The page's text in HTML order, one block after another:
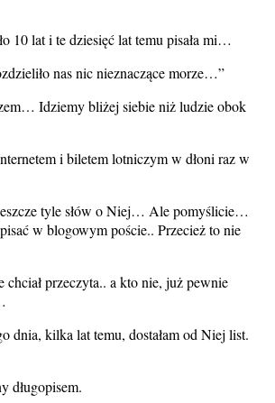
10 lat i te dziesięć lat temu pisała mi…
nas nic nieznaczące morze…”
Idziemy bliżej siebie niż ludzie obok
i biletem lotniczym w dłoni raz w
tyle słów o Niej… Ale pomyślicie…
w blogowym poście.. Przecież to nie
przeczyta.. a kto nie, już pewnie
dnia, kilka lat temu, dostałam od Niej list.
długopisem.